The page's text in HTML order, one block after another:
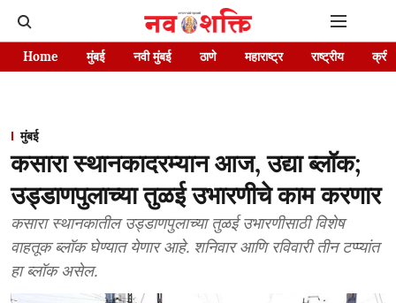
Home मुंबई नवी मुंबई ठाणे महाराष्ट्र राष्ट्रीय
मुंबई
कसारा स्थानकादरम्यान आज, उद्या ब्लॉक;
उड्डाणपुलाच्या तुळई उभारणीचे काम करणार
कसारा स्थानकातील उड्डाणपुलाच्या तुळई उभारणीसाठी विशेष
वाहतूक ब्लॉक घेण्यात येणार आहे. शनिवार आणि रविवारी तीन टप्प्यांत
हा ब्लॉक असेल.